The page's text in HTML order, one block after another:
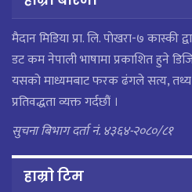
मैदान मिडिया प्रा. लि. पाेखरा-७ कास्की
डट कम नेपाली भाषामा प्रकाशित हुने
यसको माध्यमबाट फरक ढंगले सत्य,
प्रतिवद्धता व्यक्त गर्दछौं ।
सुचना बिभाग दर्ता नं. ४३६४-२०८०/८१
हाम्राे टिम